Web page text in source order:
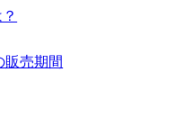
販売期間